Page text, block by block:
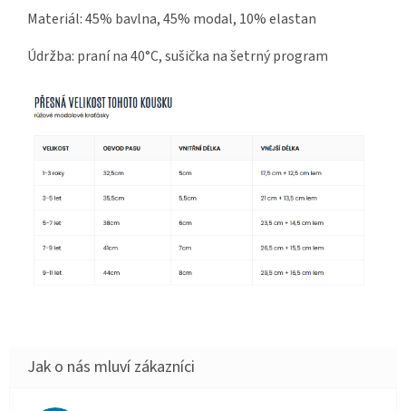
Materiál: 45% bavlna, 45% modal, 10% elastan
Údržba: praní na 40°C, sušička na šetrný program